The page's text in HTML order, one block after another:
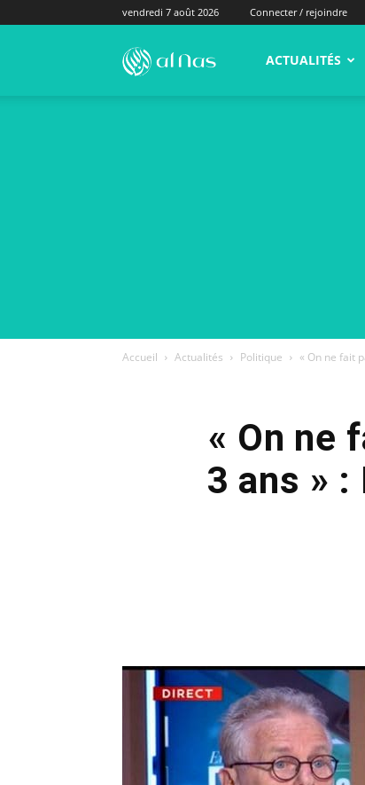
vendredi 7 août 2026 Connecter / rejoindre
alNas.fr ACTUALITÉS
Accueil Actualités Politique « On ne fait
« On ne
3 ans » :